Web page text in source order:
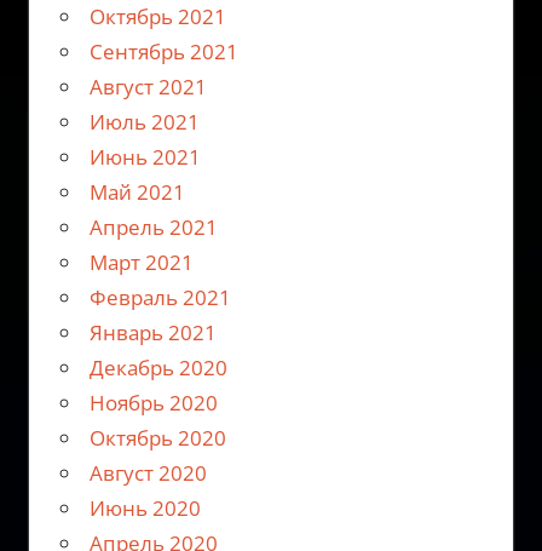
Октябрь 2021
Сентябрь 2021
Август 2021
Июль 2021
Июнь 2021
Май 2021
Апрель 2021
Март 2021
Февраль 2021
Январь 2021
Декабрь 2020
Ноябрь 2020
Октябрь 2020
Август 2020
Июнь 2020
Апрель 2020